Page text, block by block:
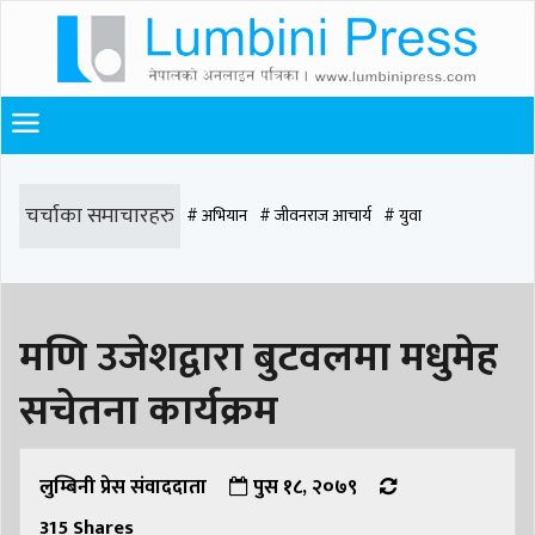
चर्चाका समाचारहरु # अभियान # जीवनराज आचार्य # युवा
# समाज रूपान्तरण # चौराह हस्पिटल # घरजग्गा कारोबार # कपिलवस्तु
# मृत्यु # सडक दुर्घटना # आधुनिक समाज डेन्टल # लुम्बिनी # वर्षा # समृद्धि
# समृद्धि एकेडेमी # काङ्ग्रेस # नेपाली कांग्रेस
# रुपन्देही # रुपन्देही २ # नेकपा # रुपन्देही १ # चुन्न पौडेल
मणि उजेशद्वारा बुटवलमा मधुमेह
सचेतना कार्यक्रम
लुम्बिनी प्रेस संवाददाता
पुस १८, २०७९
315Shares